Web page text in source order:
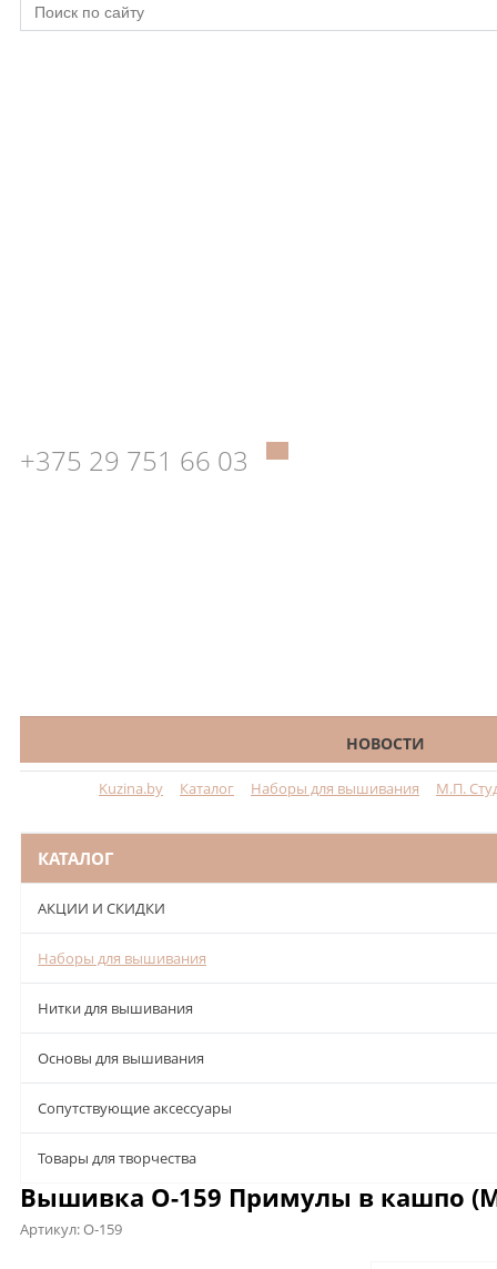
+375 29 751 66 03
НОВОСТИ
Kuzina.by Каталог Наборы для вышивания М.П.
КАТАЛОГ
АКЦИИ И СКИДКИ
Наборы для вышивания
Нитки для вышивания
Основы для вышивания
Сопутствующие аксессуары
Товары для творчества
Вышивка О-159 Примулы в кашпо
Артикул:О-159